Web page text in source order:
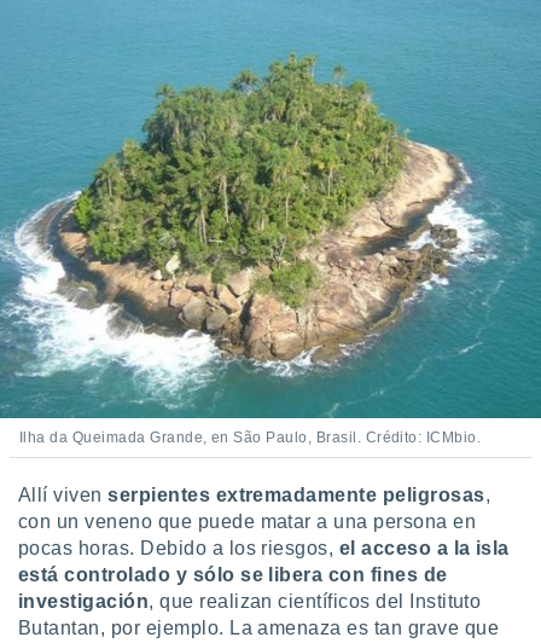
publicidad
de
1199
Ilha da Queimada Grande, en São Paulo, Brasil. Crédito: ICMbio.
Allí vivenserpientes extremadamente peligrosas,
con un veneno que puede matar a una persona en
pocas horas. Debido a los riesgos, el acceso a la isla
está controlado y sólo se libera con fines de
investigación, que realizan científicos del Instituto
Butantan, por ejemplo. La amenaza es tan grave que